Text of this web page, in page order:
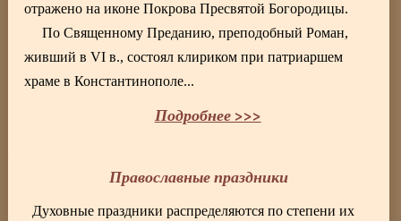
отражено на иконе Покрова Пресвятой Богородицы.
По Священному Преданию, преподобный Роман,
живший в VI в., состоял клириком при патриаршем
храме в Константинополе...
Подробнее >>>
Православные праздники
Духовные праздники распределяются по степени их